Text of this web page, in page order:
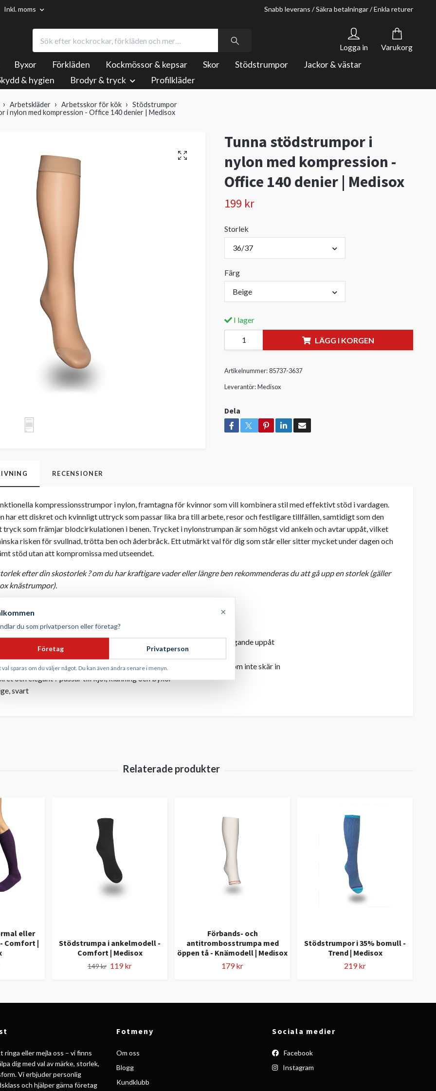
Inkl. moms Snabb leverans / Säkra betalningar / Enkla returer
Logga in Varukorg
Byxor Förkläden Kockmössor & kepsar Skor Stödstrumpor
Jackor & västar
& hygien Brodyr & tryck Profilkläder
Arbetskläder Arbetsskor för kök
Stödstrumpor
i nylon med kompression - Office 140 denier | Medisox
Tunna stödstrumpor i
nylon med kompression -
Office 140 denier | Medisox
199 kr
Storlek
36/37
Färg
Beige
I lager
LÄGG I KORGEN
Artikelnummer: 85737-3637
Leverantör: Medisox
Dela
RECENSIONER
kompressionsstrumpor i nylon, framtagna för kvinnor som vill kombinera stil med effektivt stöd i vardagen.
har ett diskret och kvinnligt uttryck som passar lika bra till arbete, resor och festligare tillfällen, samtidigt som den
som främjar blodcirkulationen i benen. Trycket i nylonstrumpan är som högst vid ankeln och avtar uppåt, vilket
risken för svullnad, trötta ben och åderbråck. Ett utmärkt val för dig som står eller sitter mycket under dagen och
stöd utan att kompromissa med utseendet.
efter din skostorlek ? om du har kraftigare vader eller längre ben rekommenderas du att gå upp en storlek (gäller
knästrumpor).
Kompressionsklass 1: 15-21 mmHg. Graderad ? högst vid ankeln, avtagande uppåt
arbete, resor, graviditet och långvarigt stående eller sittande
men stabil konstruktion, slitstark och följsam, mjuk strumpkrage som inte skär in
och elegant ? passar till kjol, klänning och byxor
svart
eller
Comfort |
Stödstrumpa i ankelmodell -
Comfort | Medisox
149 kr 119 kr
Förbands- och
antitrombosstrumpa med
öppen tå - Knämodell | Medisox
179 kr
Stödstrumpor i 35% bomull -
Trend | Medisox
219 kr
ringa eller mejla oss – vi finns
dig med val av märke, storlek,
Vi erbjuder personlig
och hjälper gärna företag
Fotmeny
Om oss
Blogg
Kundklubb
Sociala medier
Facebook
Instagram
×
du som privatperson eller företag?
Företag Privatperson
val sparas om du väljer något. Du kan även ändra senare i menyn.